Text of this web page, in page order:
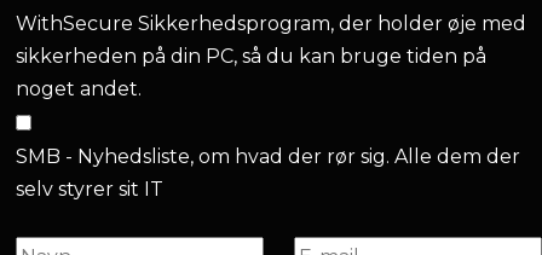
WithSecure Sikkerhedsprogram, der holder øje med
sikkerheden på din PC, så du kan bruge tiden på
noget andet.
SMB - Nyhedsliste, om hvad der rør sig. Alle dem der
selv styrer sit IT